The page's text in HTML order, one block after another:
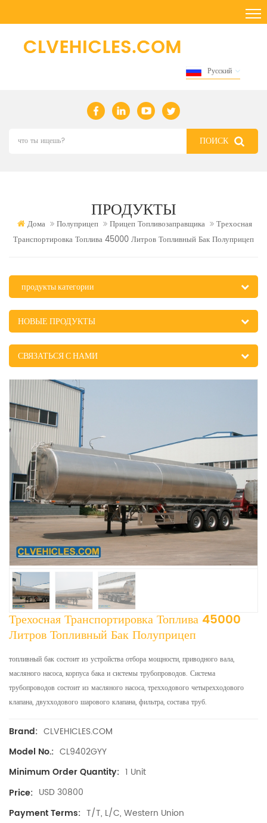
Русский
ПРОДУКТЫ
Дома Полуприцеп Прицеп Топливозаправщика
Трехосная
Транспортировка Топлива 45000 Литров Топливный Бак Полуприцеп
продукты категории
НОВЫЕ ПРОДУКТЫ
СВЯЗАТЬСЯ С НАМИ
Трехосная Транспортировка Топлива 45000
Литров Топливный Бак Полуприцеп
топливный бак состоит из устройства отбора мощности, приводного вала,
масляного насоса, корпуса бака и системы трубопроводов. Система
трубопроводов состоит из масляного насоса, трехходового четырехходового
клапана, двухходового шарового клапана, фильтра, состава труб.
Brand: CLVEHICLES.COM
Model No.: CL9402GYY
Minimum Order Quantity: 1 Unit
Price: USD 30800
Payment Terms: T/T, L/C, Western Union